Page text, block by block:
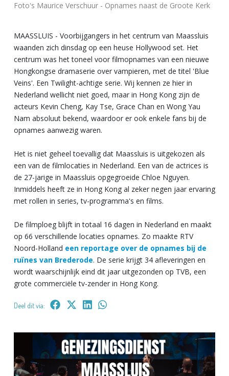
Foto's Maurice Verschuur - Opnames naast de Groote Kerk
MAASSLUIS - Voorbijgangers in het centrum van Maassluis
waanden zich dinsdag op een heuse Hollywood set. Het
centrum was het toneel voor filmopnames van een nieuwe
Hongkongse dramaserie over vampieren, met de titel 'Blue
Veins'. Een Twilight-achtige serie. Wij kennen ze hier in
Nederland wellicht niet goed, maar in Hong Kong zijn de
acteurs Kevin Cheng, Kay Tse, Grace Chan en Wong Yau
Nam absoluut bekend, waardoor er ook enkele fans bij de
opnames aanwezig waren.
Het is niet geheel toevallig dat Maassluis is uitgekozen als
een van de filmlocaties in Nederland. Een van de actrices is
de 27-jarige in Maassluis opgegroeide Chloe Nguyen.
Inmiddels heeft ze in Hong Kong al zeker negen jaar ervaring
met rollen in series, tv-programma's en films.
De filmploeg blijft in totaal 16 dagen in Nederland en maakt
op 66 verschillende locaties opnames. Zo maakte RTV
Noord-Holland een reportage over de opnames bij de
ruïnes van Brederode. De serie krijgt 34 afleveringen en
wordt waarschijnlijk eind dit jaar uitgezonden op TVB, een
grote commerciële tv-zender in Hong Kong.
Deel dit via: